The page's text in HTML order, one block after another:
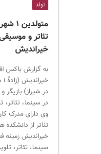
تولد
تئاتر و
خیراندیش
به گزارش باکس
در شیراز)
در سینما، تئاتر،
وی دارای مدرک
تئاتر از
خیراندیش زمینه
سینما، تئاتر،